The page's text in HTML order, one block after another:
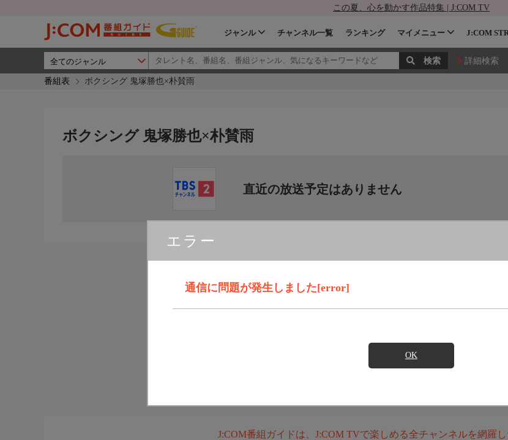
この夏、心を動かす作品特集 | J:COM TV
ジャンル チャンネル一覧 ランキング マイメニュー J:COM
詳細検索
番組表 ボクシング 鬼塚勝也×朴賛雨
エラー
通信に問題が発生しました[error]
OK
ボクシング 鬼塚勝也×朴賛雨
直近の放送予定はありません
J:COM番組ガイドは、J:COM TVで楽しめる全チャンネルを網羅し